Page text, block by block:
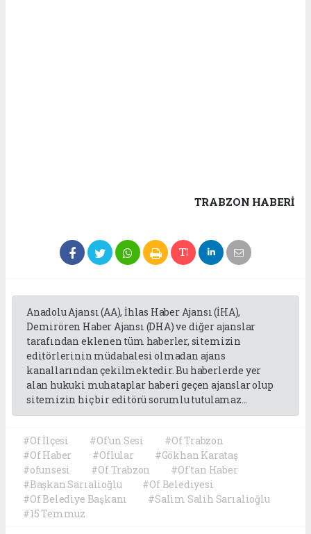
TRABZON HABERİ
Anadolu Ajansı (AA), İhlas Haber Ajansı (İHA),
Demirören Haber Ajansı (DHA) ve diğer ajanslar
tarafından eklenen tüm haberler, sitemizin
editörlerinin müdahalesi olmadan ajans
kanallarından çekilmektedir. Bu haberlerde yer
alan hukuki muhataplar haberi geçen ajanslar olup
sitemizin hiç bir editörü sorumlu tutulamaz...
#Of İlçesi #Of'un Sesi
#Of Trabzon
#Of Haber
#Oflular
#Gökhan Karataş
#ofunsesi
#Of Trabzon
#Of'tan Haber
#Başkan Sarıalioğlu
#Of Belediyesi
#Of Belediye Başkanı
#Salim Salih Sarıalioğlu
#15 Temmuz